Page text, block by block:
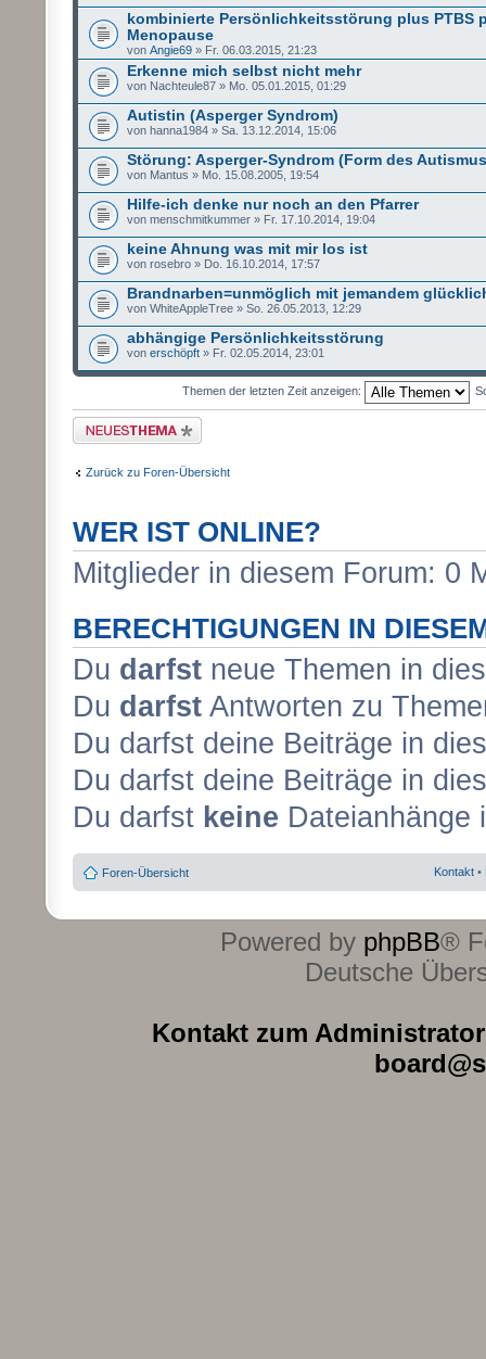
kombinierte Persönlichkeitsstörung plus PTBS
Menopause
von Angie69 » Fr. 06.03.2015, 21:23
Erkenne mich selbst nicht mehr
von Nachteule87 » Mo. 05.01.2015, 01:29
Autistin (Asperger Syndrom)
von hanna1984 » Sa. 13.12.2014, 15:06
Störung: Asperger-Syndrom (Form des
von Mantus » Mo. 15.08.2005, 19:54
Hilfe-ich denke nur noch an den Pfarrer
von menschmitkummer » Fr. 17.10.2014, 19:04
keine Ahnung was mit mir los ist
von rosebro » Do. 16.10.2014, 17:57
Brandnarben=unmöglich mit jemandem
von WhiteAppleTree » So. 26.05.2013, 12:29
abhängige Persönlichkeitsstörung
von erschöpft » Fr. 02.05.2014, 23:01
Themen der letzten Zeit anzeigen:
Neues Thema erstellen
Zurück zu Foren-Übersicht
WER IST ONLINE?
Mitglieder in diesem Forum: 0
BERECHTIGUNGEN IN
Du darfst neue Themen in
Du darfst Antworten zu
Du darfst deine Beiträge in
Du darfst deine Beiträge in
Du darfst keine Dateianhänge
Foren-Übersicht Kontakt •
Powered by phpBB®
Deutsche
Kontakt zum